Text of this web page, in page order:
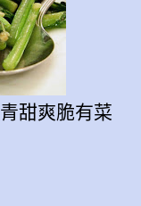
青甜爽脆有菜